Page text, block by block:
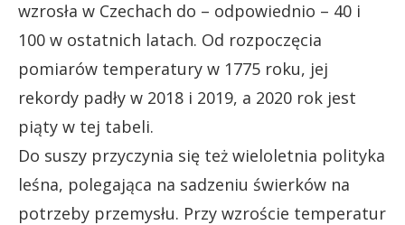
wzrosła w Czechach do – odpowiednio – 40 i
100 w ostatnich latach. Od rozpoczęcia
pomiarów temperatury w 1775 roku, jej
rekordy padły w 2018 i 2019, a 2020 rok jest
piąty w tej tabeli.
Do suszy przyczynia się też wieloletnia polityka
leśna, polegająca na sadzeniu świerków na
potrzeby przemysłu. Przy wzroście temperatur